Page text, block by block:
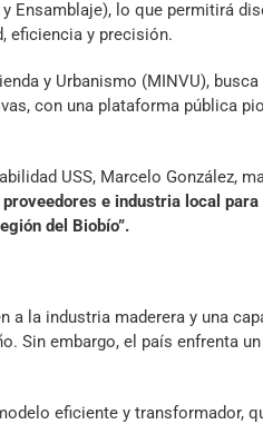
Ensamblaje), lo que permitirá
eficiencia y precisión.
y Urbanismo (MINVU), busca
con una plataforma pública
USS, Marcelo González,
e industria local para
del Biobío”.
la industria maderera y una
Sin embargo, el país enfrenta
eficiente y transformador,